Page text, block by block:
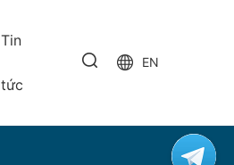
Tin
tức
EN